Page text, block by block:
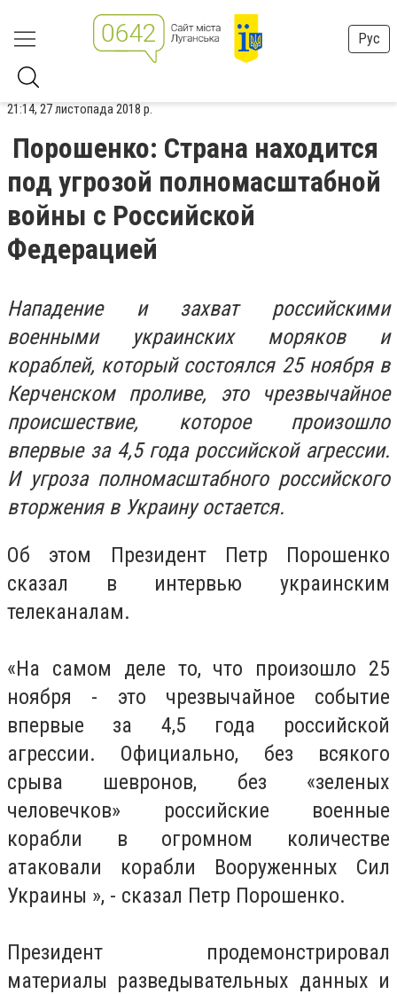
Рус
21:14, 27 листопада 2018 р.
Порошенко: Страна находится
под угрозой полномасштабной
войны с Российской
Федерацией
Нападение и захват российскими
военными украинских моряков и
кораблей, который состоялся 25 ноября в
Керченском проливе, это чрезвычайное
происшествие, которое произошло
впервые за 4,5 года российской агрессии.
И угроза полномасштабного российского
вторжения в Украину остается.
Об этом Президент Петр Порошенко
сказал в интервью украинским
телеканалам.
«На самом деле то, что произошло 25
ноября - это чрезвычайное событие
впервые за 4,5 года российской
агрессии. Официально, без всякого
срыва шевронов, без «зеленых
человечков» российские военные
корабли в огромном количестве
атаковали корабли Вооруженных Сил
Украины », - сказал Петр Порошенко.
Президент продемонстрировал
материалы разведывательных данных и